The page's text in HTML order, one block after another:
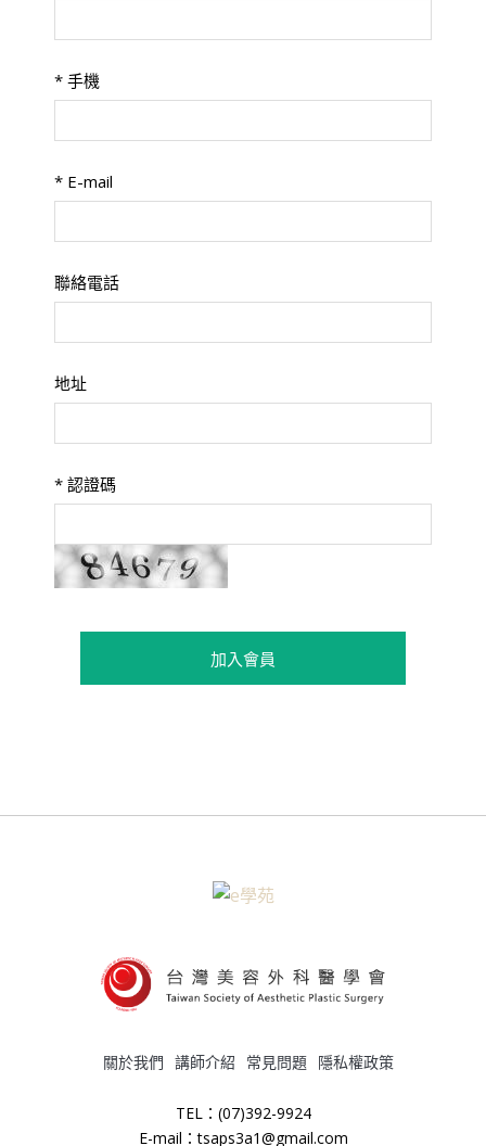
* 手機
* E-mail
聯絡電話
地址
* 認證碼
TEL：(07)392-9924
E-mail：tsaps3a1@gmail.com
關於我們 講師介紹 常見問題 隱私權政策